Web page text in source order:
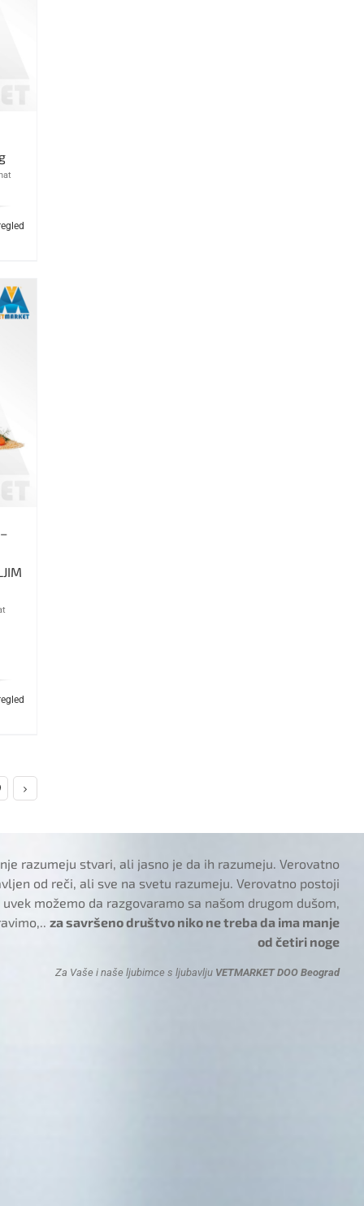
razumeju stvari, ali jasno je da ih razumeju. Verovatno
od reči, ali sve na svetu razumeju. Verovatno postoji
možemo da razgovaramo sa našom drugom dušom,
za savršeno društvo niko ne treba da ima manje
od četiri noge
Za Vaše i naše ljubimce s ljubavlju VETMARKET DOO Beograd